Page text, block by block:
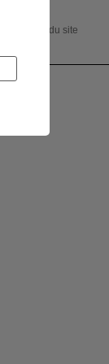
Charte du site